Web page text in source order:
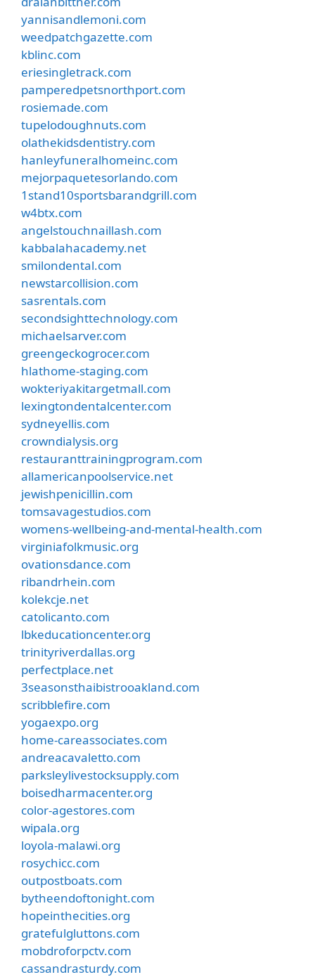
yannisandlemoni.com
weedpatchgazette.com
kblinc.com
eriesingletrack.com
pamperedpetsnorthport.com
rosiemade.com
tupelodoughnuts.com
olathekidsdentistry.com
hanleyfuneralhomeinc.com
mejorpaquetesorlando.com
1stand10sportsbarandgrill.com
w4btx.com
angelstouchnaillash.com
kabbalahacademy.net
smilondental.com
newstarcollision.com
sasrentals.com
secondsighttechnology.com
michaelsarver.com
greengeckogrocer.com
hlathome-staging.com
wokteriyakitargetmall.com
lexingtondentalcenter.com
sydneyellis.com
crowndialysis.org
restauranttrainingprogram.com
allamericanpoolservice.net
jewishpenicillin.com
tomsavagestudios.com
womens-wellbeing-and-mental-health.com
virginiafolkmusic.org
ovationsdance.com
ribandrhein.com
kolekcje.net
catolicanto.com
lbkeducationcenter.org
trinityriverdallas.org
perfectplace.net
3seasonsthaibistrooakland.com
scribblefire.com
yogaexpo.org
home-careassociates.com
andreacavaletto.com
parksleylivestocksupply.com
boisedharmacenter.org
color-agestores.com
wipala.org
loyola-malawi.org
rosychicc.com
outpostboats.com
bytheendoftonight.com
hopeinthecities.org
gratefulgluttons.com
mobdroforpctv.com
cassandrasturdy.com